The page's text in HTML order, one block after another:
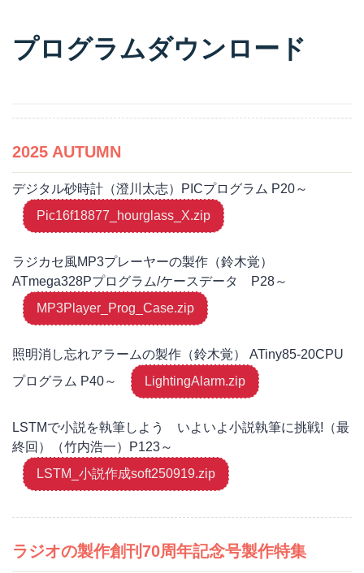
プログラムダウンロード
2025 AUTUMN
デジタル砂時計（澄川太志）PICプログラム P20～
Pic16f18877_hourglass_X.zip
ラジカセ風MP3プレーヤーの製作（鈴木覚）
ATmega328Pプログラム/ケースデータ P28～
MP3Player_Prog_Case.zip
照明消し忘れアラームの製作（鈴木覚） ATiny85-20CPU
プログラム P40～
LightingAlarm.zip
LSTMで小説を執筆しよう いよいよ小説執筆に挑戦!（最
終回）（竹内浩一）P123～
LSTM_小説作成soft250919.zip
ラジオの製作創刊70周年記念号製作特集